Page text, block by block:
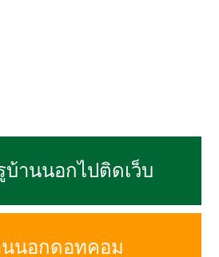
บ้านนอกไปติดเว็บ
นนอกดอทคอม